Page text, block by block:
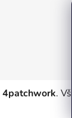
4patchwork.